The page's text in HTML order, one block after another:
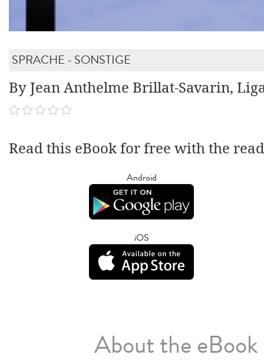
SPRACHE - SONSTIGE
By Jean Anthelme Brillat-Savarin,
Read this eBook for free with the
Android
iOS
About the eBook